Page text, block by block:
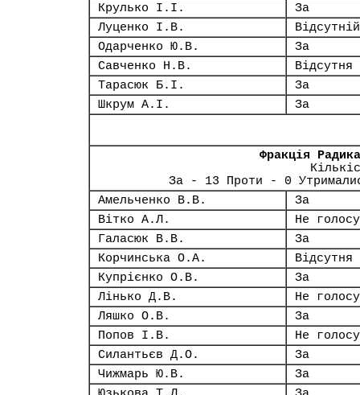
Крулько І.І.
За
Луценко І.В.
Відсутній
Одарченко Ю.В.
За
Савченко Н.В.
Відсутня
Тарасюк Б.І.
За
Шкрум А.І.
За
Фракція
За - 13 Проти - 0
Амельченко В.В.
За
Вітко А.Л.
Не
Галасюк В.В.
За
Корчинська О.А.
Відсутня
Купрієнко О.В.
За
Лінько Д.В.
Не
Ляшко О.В.
За
Попов І.В.
Не
Силантьєв Д.О.
За
Чижмарь Ю.В.
За